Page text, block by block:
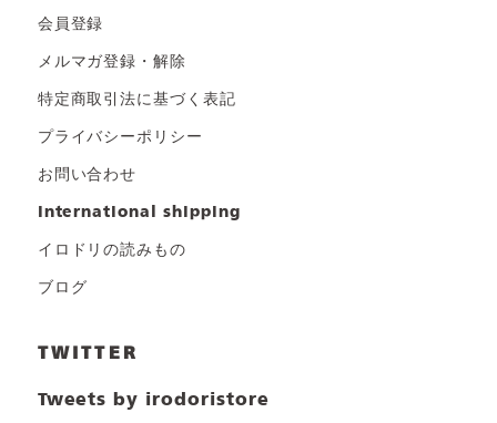
会員登録
メルマガ登録・解除
特定商取引法に基づく表記
プライバシーポリシー
お問い合わせ
international shipping
イロドリの読みもの
ブログ
TWITTER
Tweets by irodoristore